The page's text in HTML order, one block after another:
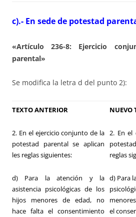
c).- En sede de potestad
«Artículo 236-8: Ejercicio
parental»
Se modifica la letra d del punto 2):
TEXTO ANTERIOR
2. En el ejercicio conjunto de la
potestad parental se aplican
les reglas siguientes:
d) Para la atención y la
asistencia psicológicas de los
hijos menores de edad, no
hace falta el consentimiento
NUEVO
2. En el
reglas
d) Para
el